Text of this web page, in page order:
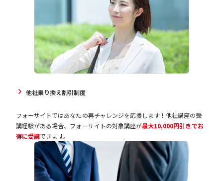
他社乗り換え割引制度
フォーサイトではあなたの再チャレンジを応援します！他社講座の受
講経験がある場合、フォーサイトの対象講座が最大10,000円引きでお
得に受講できます。